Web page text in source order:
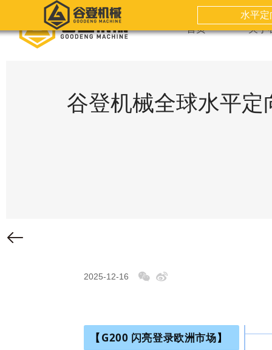
水平
首页
关于
谷登机械全球水平定
2025-12-16
【G200 闪亮登录欧洲市场】